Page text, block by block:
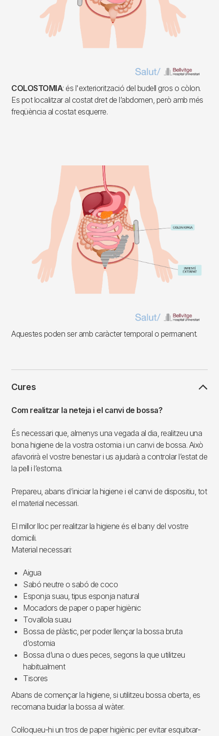
COLOSTOMIA: és l'exteriorització del budell gros o còlon.
Es pot localitzar al costat dret de l’abdomen, però amb més
freqüència al costat esquerre.
Aquestes poden ser amb caràcter temporal o permanent.
Cures
Com realitzar la neteja i el canvi de bossa?
És necessari que, almenys una vegada al dia, realitzeu una
bona higiene de la vostra ostomia i un canvi de bossa. Això
afavorirà el vostre benestar i us ajudarà a controlar l’estat de
la pell i l’estoma.
Prepareu, abans d’iniciar la higiene i el canvi de dispositiu, tot
el material necessari.
El millor lloc per realitzar la higiene és el bany del vostre
domicili.
Material necessari:
Aigua
Sabó neutre o sabó de coco
Esponja suau, tipus esponja natural
Mocadors de paper o paper higiènic
Tovallola suau
Bossa de plàstic, per poder llençar la bossa bruta
d’ostomia
Bossa d’una o dues peces, segons la que utilitzeu
habitualment
Tisores
Abans de començar la higiene, si utilitzeu bossa oberta, es
recomana buidar la bossa al wàter.
Col·loqueu-hi un tros de paper higiènic per evitar esquitxar-